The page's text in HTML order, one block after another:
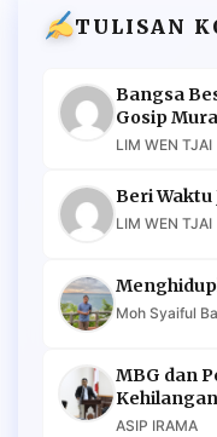
TULISAN
Bangsa
Gosip
LIM WEN TJAI
Beri Waktu
LIM WEN TJAI
Moh Syaiful
MBG dan
ASIP IRAMA